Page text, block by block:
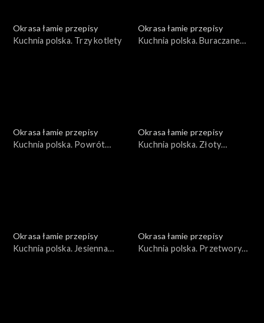
Okrasa łamie przepisy
Kuchnia polska. Trzy kotlety
Okrasa łamie przepisy
Kuchnia polska. Buraczane
Okrasa łamie przepisy
Kuchnia polska. Powrót
Okrasa łamie przepisy
Kuchnia polska. Złoty
Okrasa łamie przepisy
Kuchnia polska. Jesienna
Okrasa łamie przepisy
Kuchnia polska. Przetwory